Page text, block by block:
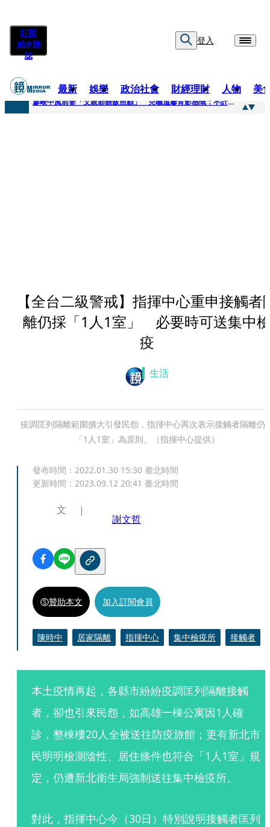
訂閱
紙本雜
誌
登入
最新 娛樂 政治社會 財經理財 人物 美
快訊
廖峻中風前妻「父親節餵飯照顧」 兒曬溫馨背影感慨：不計前嫌的真愛
【全台二級警戒】指揮中心重申接觸者
離仍採「1人1室」 必要時可送集中
疫
生活
疫調匡列隔離範圍擴大引發民怨，指揮中心再次表示接觸者隔離仍
「1人1室」為原則。（指揮中心提供）
發布時間： 2022.01.30 15:30 臺北時間
更新時間： 2023.09.12 20:41 臺北時間
文
謝文哲
贊助本文 加入訂閱會員
陳時中 居家隔離 指揮中心 集中檢疫所 接觸者
本土疫情再起，各縣市紛紛疫調匡列隔離接觸
者，卻也引來民怨，如高雄一棟公寓因1人確
診，整棟樓20人全被送往防疫旅館；更有新北市
民明明檢測陰性、居住條件也符合「1人1室」規
定，仍遭新北衛生局強制送往集中檢疫所。
對此，指揮中心今（30日）特別說明接觸者匡列